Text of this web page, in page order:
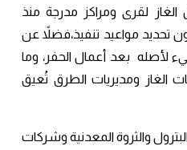
لقرى ومراكز مدرجة منذ
تحديد مواعيد تنفيذ،فضلاً عن
لأصله بعد أعمال الحفر، وما
الغاز ومديريات الطرق تُعيق
والثروة المعدنية وشركات